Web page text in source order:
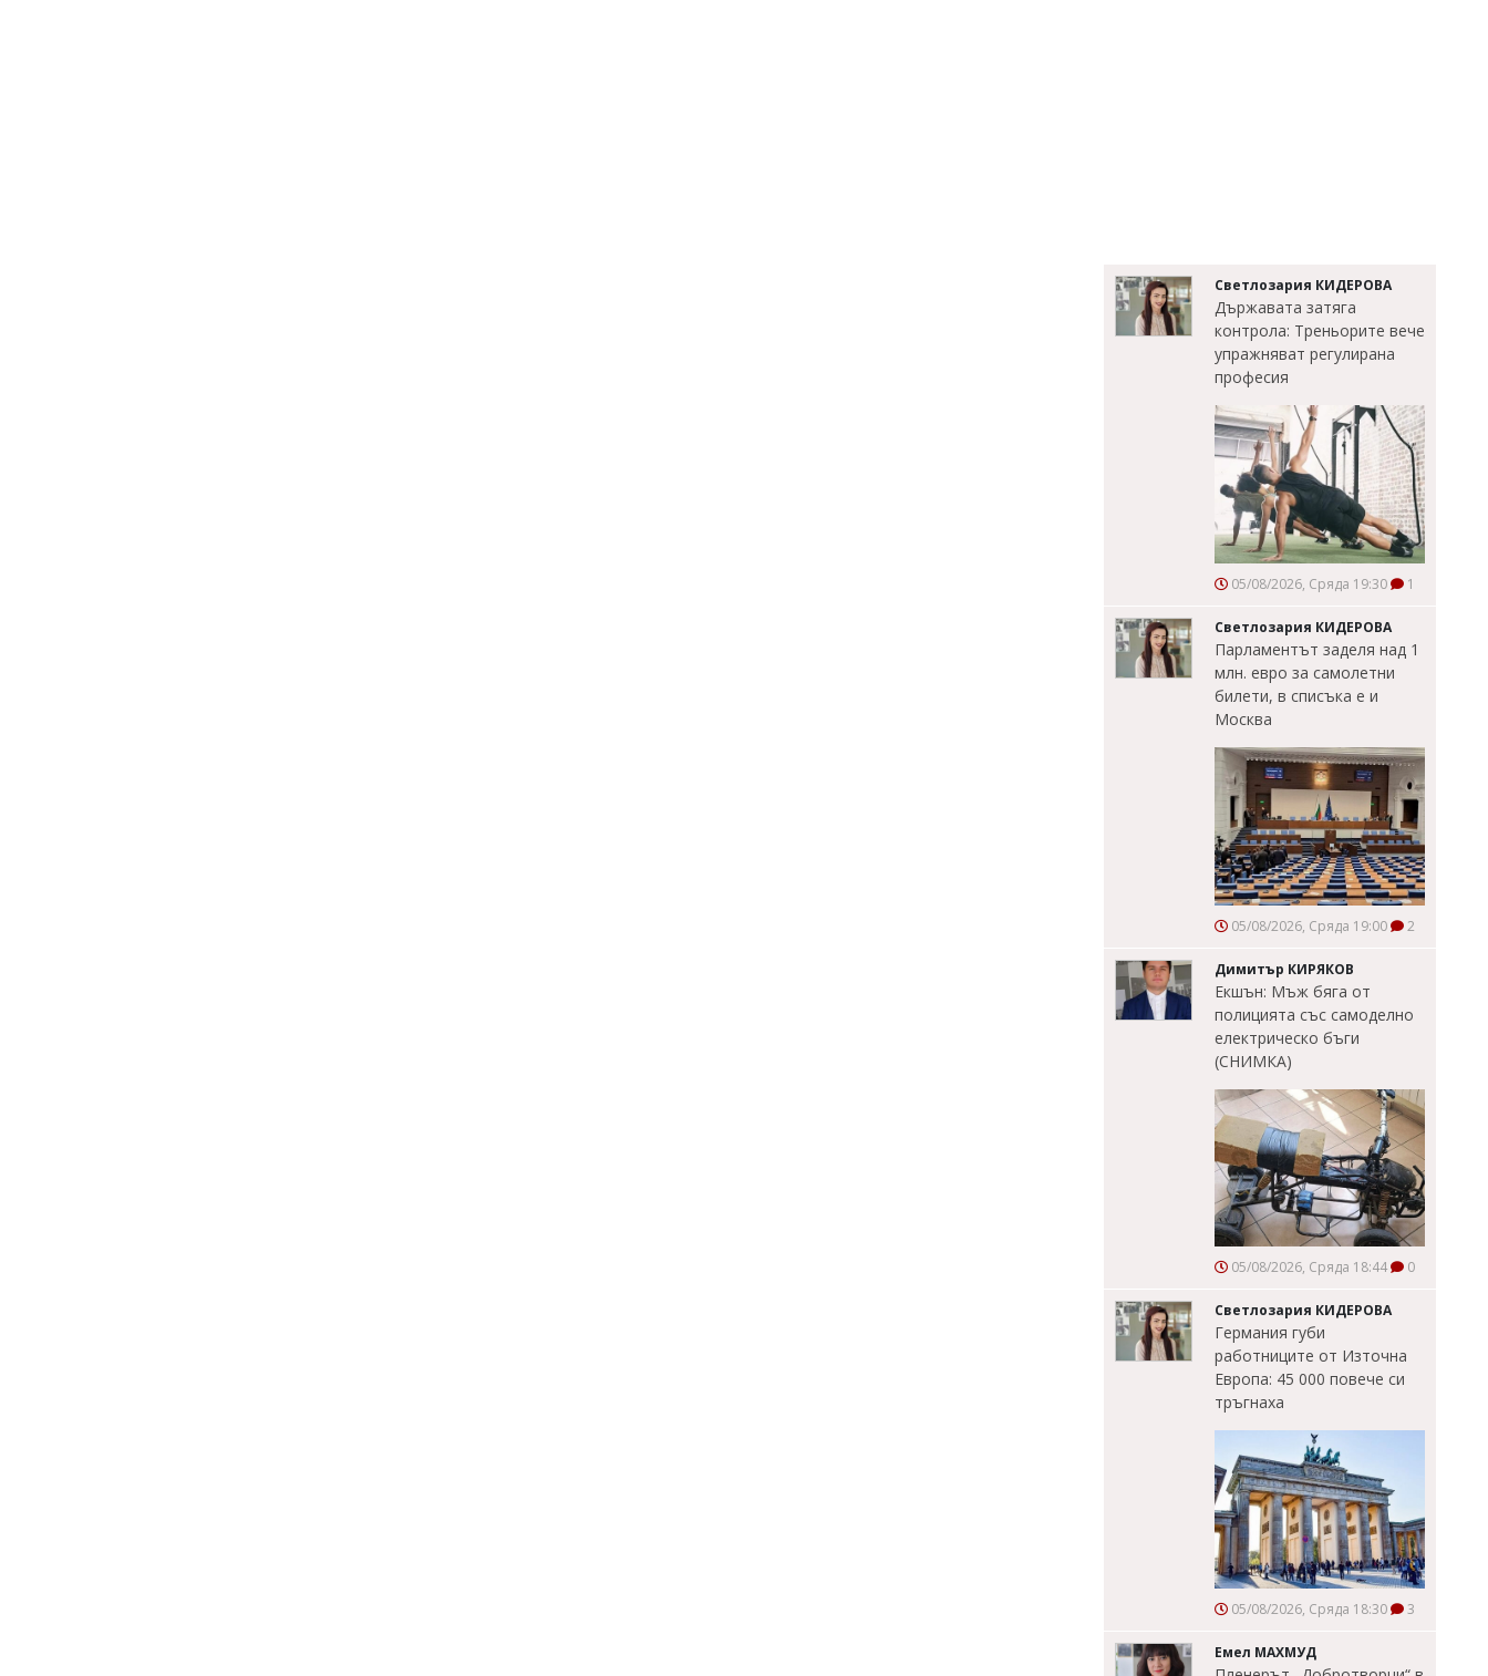
Светлозария КИДЕРОВА
Държавата затяга
контрола: Треньорите вече
упражняват регулирана
професия
05/08/2026, Сряда 19:30 1
Светлозария КИДЕРОВА
Парламентът заделя над 1
млн. евро за самолетни
билети, в списъка е и
Москва
05/08/2026, Сряда 19:00 2
Димитър КИРЯКОВ
Екшън: Мъж бяга от
полицията със самоделно
електрическо бъги
(СНИМКА)
05/08/2026, Сряда 18:44 0
Светлозария КИДЕРОВА
Германия губи
работниците от Източна
Европа: 45 000 повече си
тръгнаха
05/08/2026, Сряда 18:30 3
Емел МАХМУД